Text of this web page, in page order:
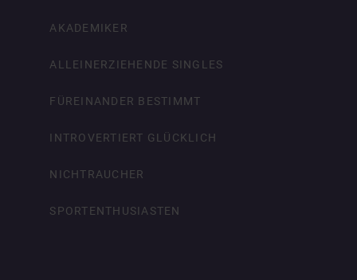
AKADEMIKER
ALLEINERZIEHENDE SINGLES
FÜREINANDER BESTIMMT
INTROVERTIERT GLÜCKLICH
NICHTRAUCHER
SPORTENTHUSIASTEN